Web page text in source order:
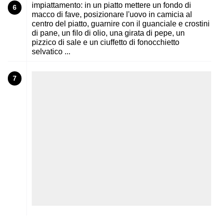
6
impiattamento: in un piatto mettere un fondo di
macco di fave, posizionare l'uovo in camicia al
centro del piatto, guarnire con il guanciale e crostini
di pane, un filo di olio, una girata di pepe, un
pizzico di sale e un ciuffetto di fonocchietto
selvatico ...
7